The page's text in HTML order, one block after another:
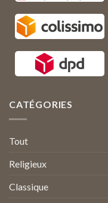
CATÉGORIES
Tout
Religieux
Classique